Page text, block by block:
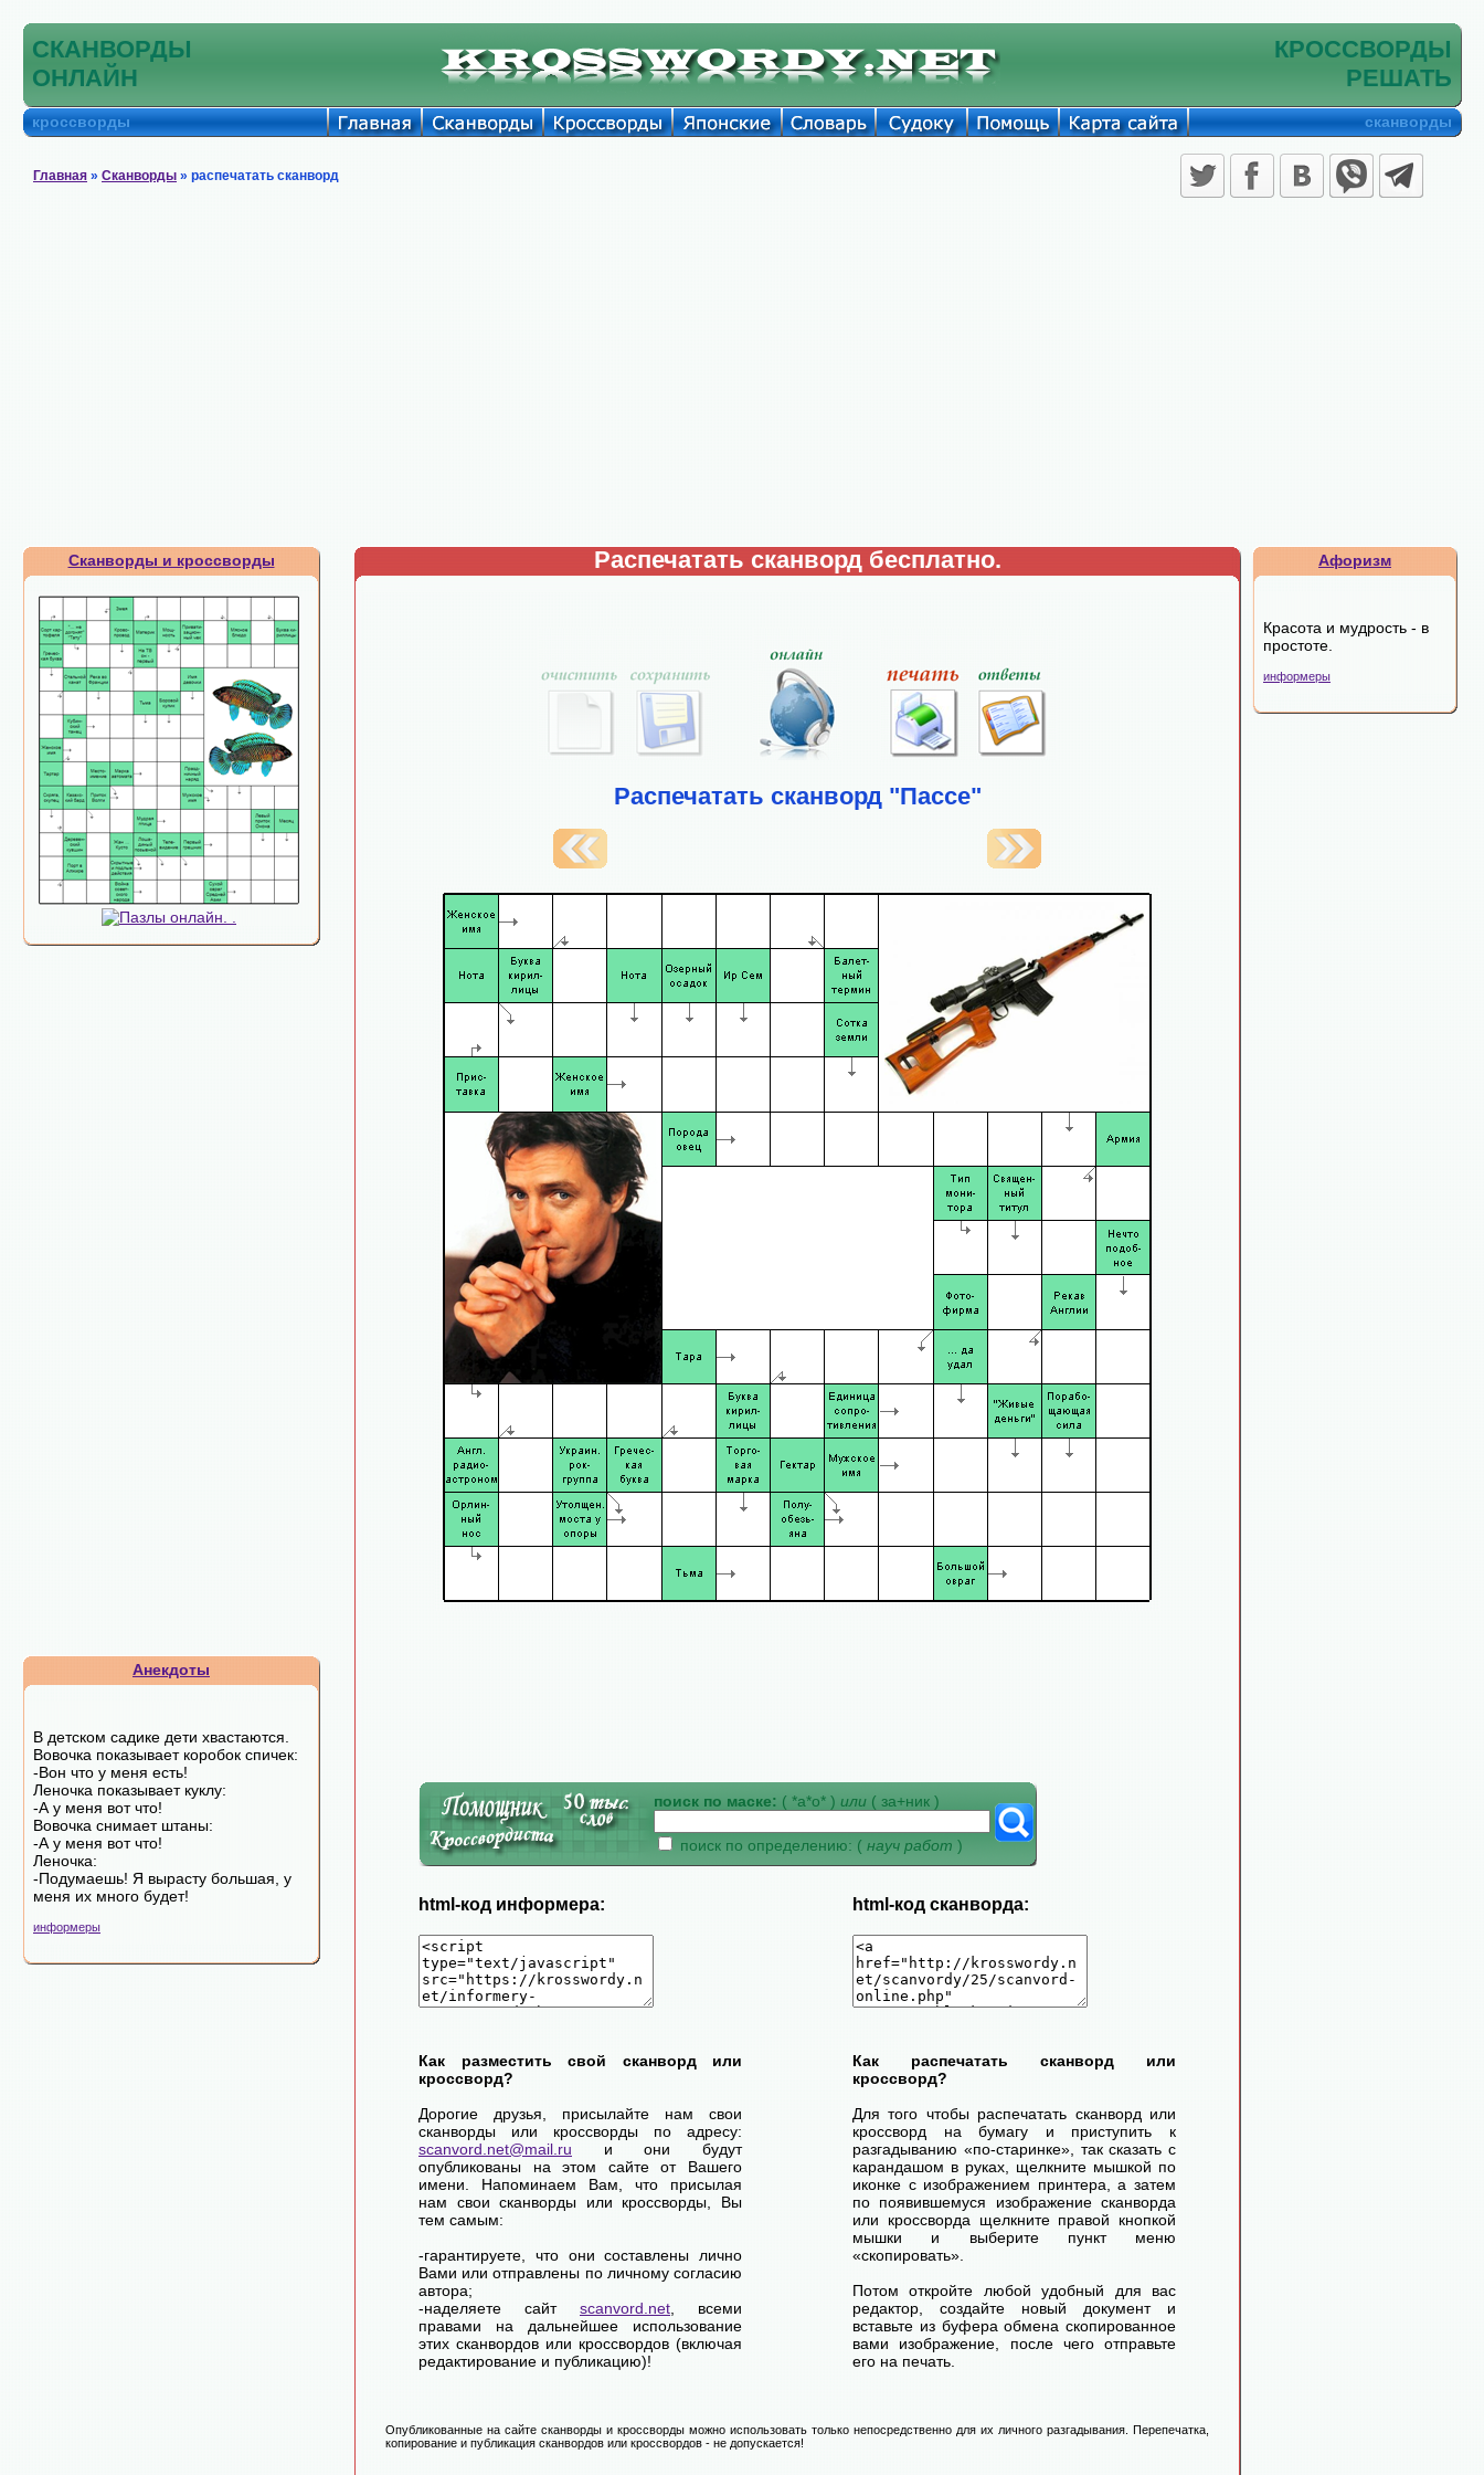
СКАНВОРДЫ
ОНЛАЙН
КРОССВОРДЫ
РЕШАТЬ
кроссворды сканворды
Главная » Сканворды » распечатать сканворд
Сканворды и кроссворды
Анекдоты
В детском садике дети хвастаются.
Вовочка показывает коробок спичек:
-Вон что у меня есть!
Леночка показывает куклу:
-А у меня вот что!
Вовочка снимает штаны:
-А у меня вот что!
Леночка:
-Подумаешь! Я вырасту большая, у
меня их много будет!
информеры
Распечатать сканворд бесплатно.
Распечатать сканворд "Пассе"
поиск по маске: ( *а*о* ) или ( за+ник )
поиск по определению: ( науч работ )
html-код информера: html-код сканворда:
Как разместить свой сканворд или
кроссворд?
Дорогие друзья, присылайте нам свои
сканворды или кроссворды по адресу:
scanvord.net@mail.ru и они будут
опубликованы на этом сайте от Вашего
имени. Напоминаем Вам, что присылая
нам свои сканворды или кроссворды, Вы
тем самым:
-гарантируете, что они составлены лично
Вами или отправлены по личному согласию
автора;
-наделяете сайт scanvord.net , всеми
правами на дальнейшее использование
этих сканвордов или кроссвордов (включая
редактирование и публикацию)!
Как распечатать сканворд или
кроссворд?
Для того чтобы распечатать сканворд или
кроссворд на бумагу и приступить к
разгадыванию «по-старинке», так сказать с
карандашом в руках, щелкните мышкой по
иконке с изображением принтера, а затем
по появившемуся изображение сканворда
или кроссворда щелкните правой кнопкой
мышки и выберите пункт меню
«скопировать».
Потом откройте любой удобный для вас
редактор, создайте новый документ и
вставьте из буфера обмена скопированное
вами изображение, после чего отправьте
его на печать.
Опубликованные на сайте сканворды и кроссворды можно использовать только непосредственно для их личного разгадывания. Перепечатка,
копирование и публикация сканвордов или кроссвордов - не допускается!
Афоризм
Красота и мудрость - в
простоте.
информеры